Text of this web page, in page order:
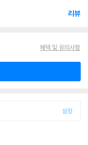
리뷰
혜택 및 유의사항
설정